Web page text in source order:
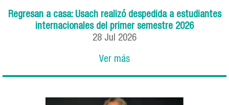
Regresan a casa: Usach realizó despedida a estudiantes
internacionales del primer semestre 2026
28 Jul 2026
Ver más